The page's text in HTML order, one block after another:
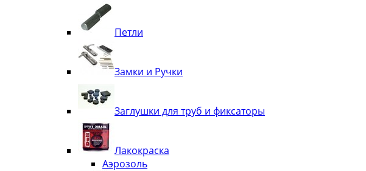
Петли
Замки и Ручки
Заглушки для труб и фиксаторы
Лакокраска
Аэрозоль